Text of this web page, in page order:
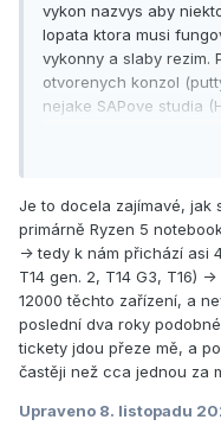
vykon nazvys aby
lopata ktora musi
vykonny a slaby rezim.
otvorenych konzol
nejake SAPove studia
ako 5rokov stare i5
Niekedy maju uptime
aktualizacie a force
pozapinat vsetko co
atd trva
dnesnej dobe laptop
Tak sa mozem aspon
Je to docela zajímavé, jak
primárně Ryzen 5
-> tedy k nám přichází asi
T14 gen. 2, T14 G3, T16) -
12000 těchto zařízení, a
poslední dva roky
tickety jdou přeze mě, a
častěji než cca jednou za
Upraveno 8. listopadu